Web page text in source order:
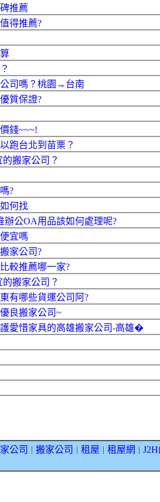
推薦
得推薦?
司嗎？桃園→台南
質保證?
錢~~~!
跑台北到苗栗？
搬家公司？
?
何找
辦公OA用品該如何處理呢?
宜嗎
家公司?
較推薦哪一家?
搬家公司？
有哪些貨運公司阿?
良搬家公司~
愛惜家具的高雄搬家公司-高雄�
公司 搬家公司 租屋 租屋網